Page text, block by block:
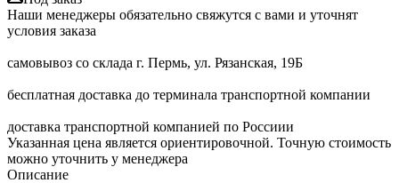
Наши менеджеры обязательно свяжутся с вами и уточнят
условия заказа
самовывоз со склада г. Пермь, ул. Рязанская, 19Б
бесплатная доставка до терминала транспортной компании
доставка транспортной компанией по Россиии
Указанная цена является ориентировочной. Точную стоимость
можно уточнить у менеджера
Описание